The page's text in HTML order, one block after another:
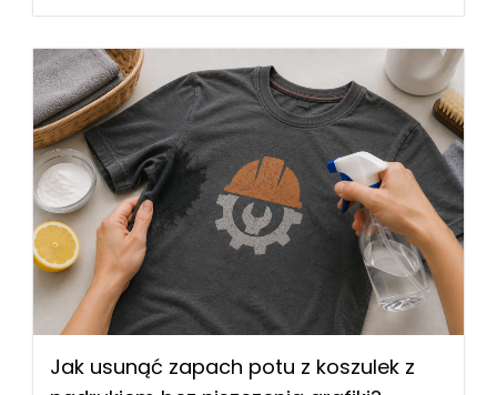
Jak usunąć zapach potu z koszulek z